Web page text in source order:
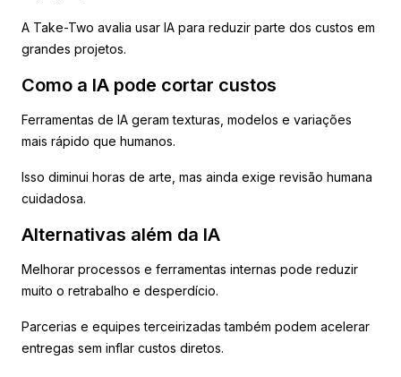
A Take-Two avalia usar IA para reduzir parte dos custos em
grandes projetos.
Como a IA pode cortar custos
Ferramentas de IA geram texturas, modelos e variações
mais rápido que humanos.
Isso diminui horas de arte, mas ainda exige revisão humana
cuidadosa.
Alternativas além da IA
Melhorar processos e ferramentas internas pode reduzir
muito o retrabalho e desperdício.
Parcerias e equipes terceirizadas também podem acelerar
entregas sem inflar custos diretos.